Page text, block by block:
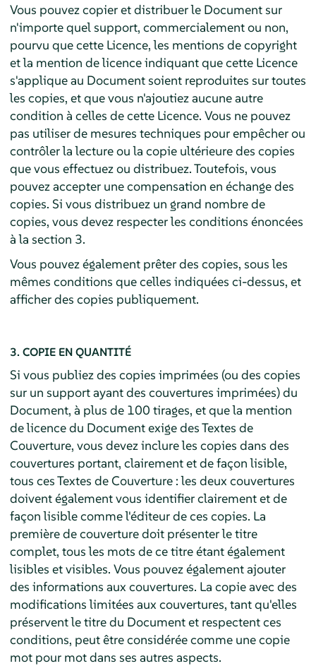
Vous pouvez copier et distribuer le Document sur
n'importe quel support, commercialement ou non,
pourvu que cette Licence, les mentions de copyright
et la mention de licence indiquant que cette Licence
s'applique au Document soient reproduites sur toutes
les copies, et que vous n'ajoutiez aucune autre
condition à celles de cette Licence. Vous ne pouvez
pas utiliser de mesures techniques pour empêcher ou
contrôler la lecture ou la copie ultérieure des copies
que vous effectuez ou distribuez. Toutefois, vous
pouvez accepter une compensation en échange des
copies. Si vous distribuez un grand nombre de
copies, vous devez respecter les conditions énoncées
à la section 3.
Vous pouvez également prêter des copies, sous les
mêmes conditions que celles indiquées ci-dessus, et
afficher des copies publiquement.
3. COPIE EN QUANTITÉ
Si vous publiez des copies imprimées (ou des copies
sur un support ayant des couvertures imprimées) du
Document, à plus de 100 tirages, et que la mention
de licence du Document exige des Textes de
Couverture, vous devez inclure les copies dans des
couvertures portant, clairement et de façon lisible,
tous ces Textes de Couverture : les deux couvertures
doivent également vous identifier clairement et de
façon lisible comme l'éditeur de ces copies. La
première de couverture doit présenter le titre
complet, tous les mots de ce titre étant également
lisibles et visibles. Vous pouvez également ajouter
des informations aux couvertures. La copie avec des
modifications limitées aux couvertures, tant qu'elles
préservent le titre du Document et respectent ces
conditions, peut être considérée comme une copie
mot pour mot dans ses autres aspects.